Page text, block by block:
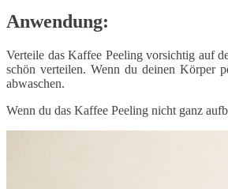
Anwendung:
Verteile das Kaffee Peeling vorsichtig auf
schön verteilen. Wenn du deinen Körper
abwaschen.
Wenn du das Kaffee Peeling nicht ganz